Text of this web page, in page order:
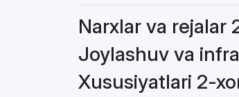
Narxlar va rejalar
Joylashuv va
Xususiyatlari 2-